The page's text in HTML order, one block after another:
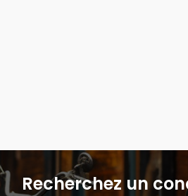
Recherchez un